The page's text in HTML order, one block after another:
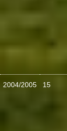
2004/2005 15